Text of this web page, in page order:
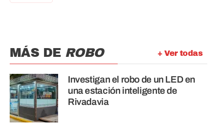
+ Ver todas
MÁS DE ROBO
Investigan el robo de un LED en
una estación inteligente de
Rivadavia